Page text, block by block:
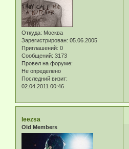
Откуда: Москва
Зарегистрирован: 05.06.2005
Приглашений: 0
Сообщений: 3173
Провел на форуме:
Не определено
Последний визит:
02.04.2011 00:46
leezsa
Old Members